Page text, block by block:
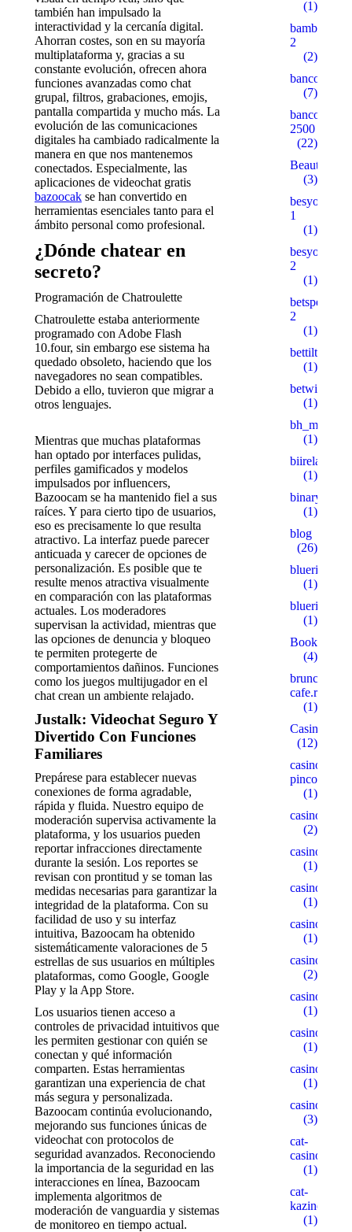
también han impulsado la
interactividad y la cercanía digital.
Ahorran costes, son en su mayoría
multiplataforma y, gracias a su
constante evolución, ofrecen ahora
funciones avanzadas como chat
grupal, filtros, grabaciones, emojis,
pantalla compartida y mucho más. La
evolución de las comunicaciones
digitales ha cambiado radicalmente la
manera en que nos mantenemos
conectados. Especialmente, las
aplicaciones de videochat gratis
bazoocak se han convertido en
herramientas esenciales tanto para el
ámbito personal como profesional.
¿Dónde chatear en
secreto?
Programación de Chatroulette
Chatroulette estaba anteriormente
programado con Adobe Flash
10.four, sin embargo ese sistema ha
quedado obsoleto, haciendo que los
navegadores no sean compatibles.
Debido a ello, tuvieron que migrar a
otros lenguajes.
Mientras que muchas plataformas
han optado por interfaces pulidas,
perfiles gamificados y modelos
impulsados por influencers,
Bazoocam se ha mantenido fiel a sus
raíces. Y para cierto tipo de usuarios,
eso es precisamente lo que resulta
atractivo. La interfaz puede parecer
anticuada y carecer de opciones de
personalización. Es posible que te
resulte menos atractiva visualmente
en comparación con las plataformas
actuales. Los moderadores
supervisan la actividad, mientras que
las opciones de denuncia y bloqueo
te permiten protegerte de
comportamientos dañinos. Funciones
como los juegos multijugador en el
chat crean un ambiente relajado.
Justalk: Videochat Seguro Y
Divertido Con Funciones
Familiares
Prepárese para establecer nuevas
conexiones de forma agradable,
rápida y fluida. Nuestro equipo de
moderación supervisa activamente la
plataforma, y los usuarios pueden
reportar infracciones directamente
durante la sesión. Los reportes se
revisan con prontitud y se toman las
medidas necesarias para garantizar la
integridad de la plataforma. Con su
facilidad de uso y su interfaz
intuitiva, Bazoocam ha obtenido
sistemáticamente valoraciones de 5
estrellas de sus usuarios en múltiples
plataformas, como Google, Google
Play y la App Store.
Los usuarios tienen acceso a
controles de privacidad intuitivos que
les permiten gestionar con quién se
conectan y qué información
comparten. Estas herramientas
garantizan una experiencia de chat
más segura y personalizada.
Bazoocam continúa evolucionando,
mejorando sus funciones únicas de
videochat con protocolos de
seguridad avanzados. Reconociendo
la importancia de la seguridad en las
interacciones en línea, Bazoocam
implementa algoritmos de
moderación de vanguardia y sistemas
de monitoreo en tiempo actual.
(1)
2
(2)
bancorallZ
(7)
bancorZ
2500
(22)
Beauty
(3)
1
(1)
2
(1)
2
(1)
bettilt
(1)
betwinner4
(1)
bh_miakang
(1)
(1)
binaryprofy
(1)
blog
(26)
(1)
(1)
(4)
brunch-
cafe.ru
(1)
Casino
(12)
casino-
pinco.xyz
(1)
casino1
(2)
casino10
(1)
casino15
(1)
casino18
(1)
casino2
(2)
casino22
(1)
casino5
(1)
(1)
casinom
(3)
cat-
(1)
cat-
kazino.cyou
(1)